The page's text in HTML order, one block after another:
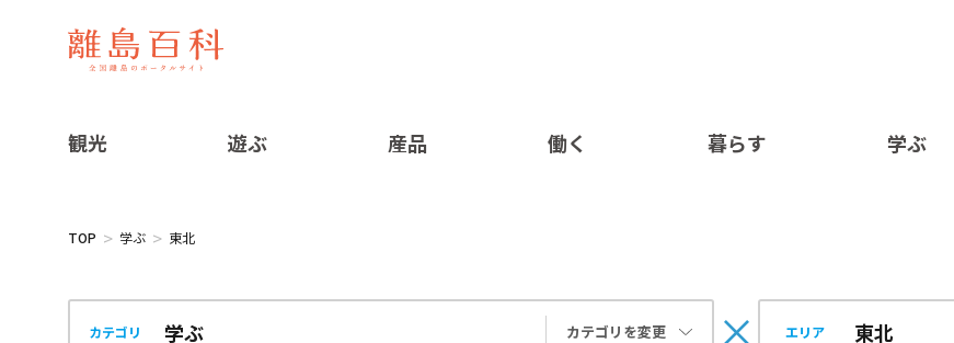
観光 遊ぶ 産品 働く 暮らす 学ぶ
TOP 学ぶ 東北
カテゴリ カテゴリを変更 エリア